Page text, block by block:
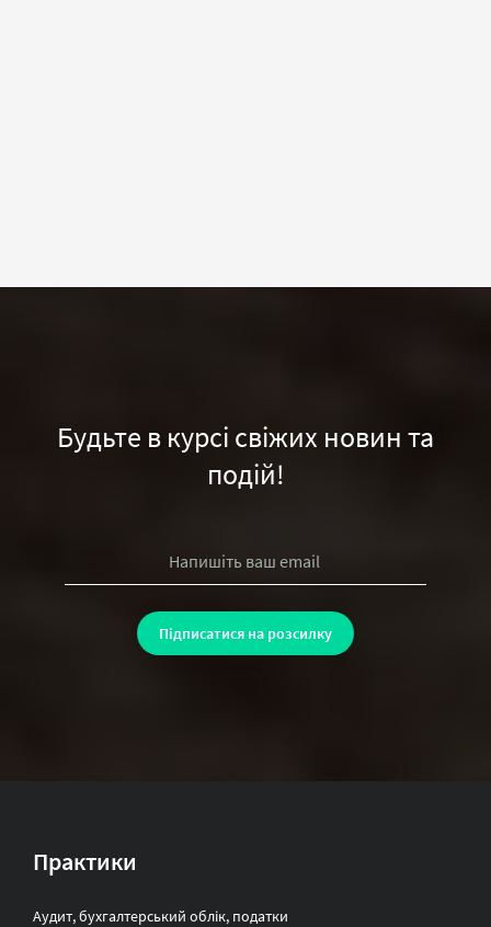
Будьте в курсі свіжих новин та
подій!
Практики
Аудит, бухгалтерський облік, податки